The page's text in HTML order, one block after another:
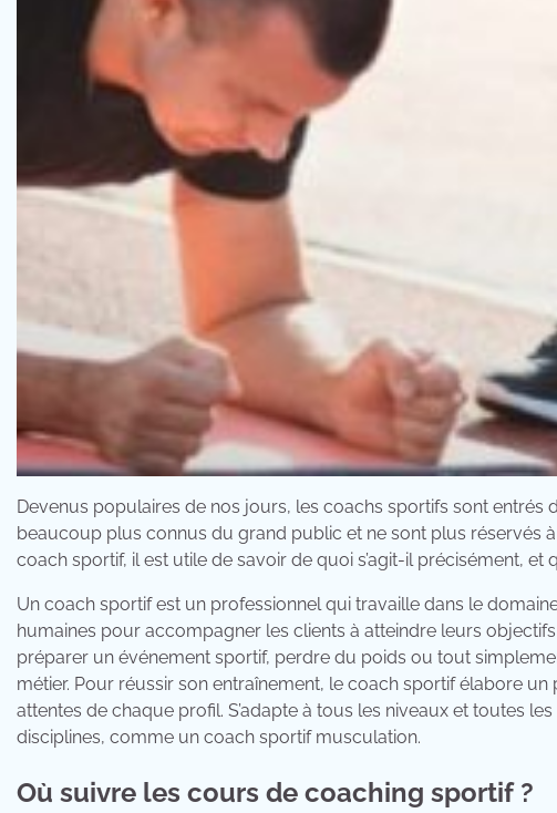
Devenus populaires de nos jours, les coachs sportifs sont
beaucoup plus connus du grand public et ne sont plus réservés
coach sportif, il est utile de savoir de quoi s’agit-il précisément,
Un coach sportif est un professionnel qui travaille dans le
humaines pour accompagner les clients à atteindre leurs
préparer un événement sportif, perdre du poids ou tout
métier. Pour réussir son entraînement, le coach sportif élabore
attentes de chaque profil. S’adapte à tous les niveaux et toutes
disciplines, comme un coach sportif musculation.
Où suivre les cours de coaching sportif ?